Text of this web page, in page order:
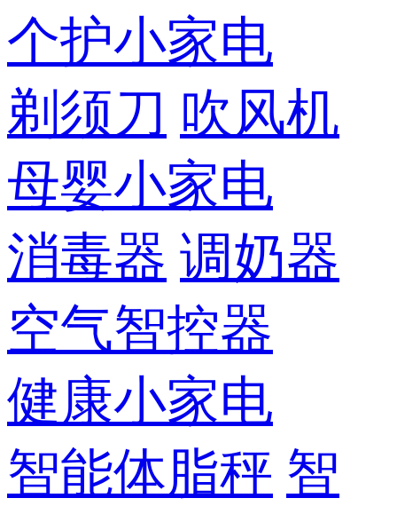
个护小家电
剃须刀 吹风机
母婴小家电
消毒器 调奶器
空气智控器
健康小家电
智能体脂秤 智